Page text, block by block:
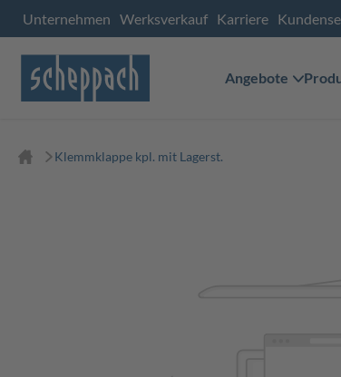
Unternehmen Werksverkauf Karriere
Angebote
Klemmklappe kpl. mit Lagerst.